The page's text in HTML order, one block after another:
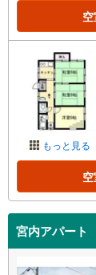
もっと見る
宮内アパート